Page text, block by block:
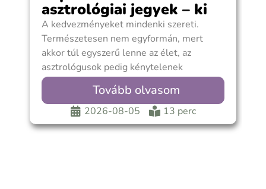
asztrológiai jegyek – ki
spórol?
A kedvezményeket mindenki szereti.
Természetesen nem egyformán, mert
akkor túl egyszerű lenne az élet, az
asztrológusok pedig kénytelenek
lennének rendes állás után nézni. Van, aki
Tovább olvasom
2026-08-05 13 perc